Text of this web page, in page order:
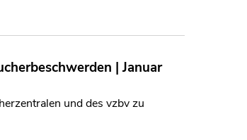
| Januar
und des vzbv zu